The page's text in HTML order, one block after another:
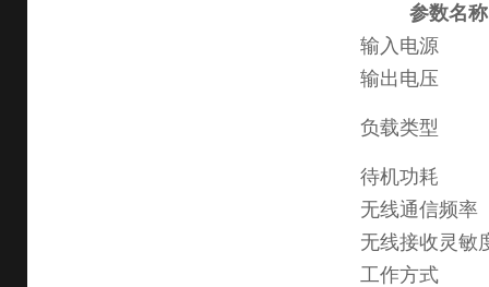
参数名称
输入电源
输出电压
负载类型
待机功耗
无线通信频率
无线接收灵敏
工作方式